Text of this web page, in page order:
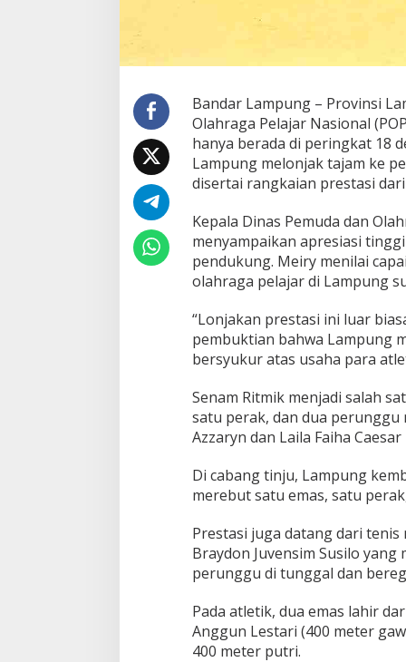
Bandar Lampung – Provinsi
Olahraga Pelajar Nasional
hanya berada di peringkat 18
Lampung melonjak tajam ke
disertai rangkaian prestasi
Kepala Dinas Pemuda dan
menyampaikan apresiasi
pendukung. Meiry menilai
olahraga pelajar di Lampung
“Lonjakan prestasi ini luar
pembuktian bahwa Lampung
bersyukur atas usaha para
Senam Ritmik menjadi salah
satu perak, dan dua perunggu
Azzaryn dan Laila Faiha
Di cabang tinju, Lampung
merebut satu emas, satu
Prestasi juga datang dari
Braydon Juvensim Susilo
perunggu di tunggal dan
Pada atletik, dua emas lahir
Anggun Lestari (400 meter
400 meter putri.